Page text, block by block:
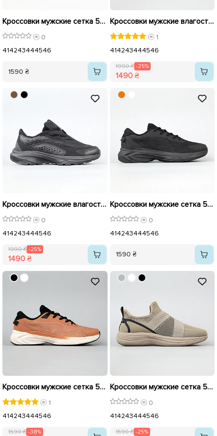
Кроссовки мужские сетка 594647 Черные
0
414243444546
1590 ₴
Кроссовки мужские влагостойкие 594634 Коричневый распродажа
1
414243444546
1990 ₴ -25%
1490 ₴
Кроссовки мужские влагостойкие 594635 Черные распродажа
0
414243444546
1990 ₴ -25%
1490 ₴
Кроссовки мужские сетка 594646 Черные
0
414243444546
1590 ₴
Кроссовки мужские сетка 594645 Рыжие распродажа
1
414243444546
1590 ₴ -38%
Кроссовки мужские сетка 594641 Хаки распродажа
0
414243444546
1590 ₴ -25%